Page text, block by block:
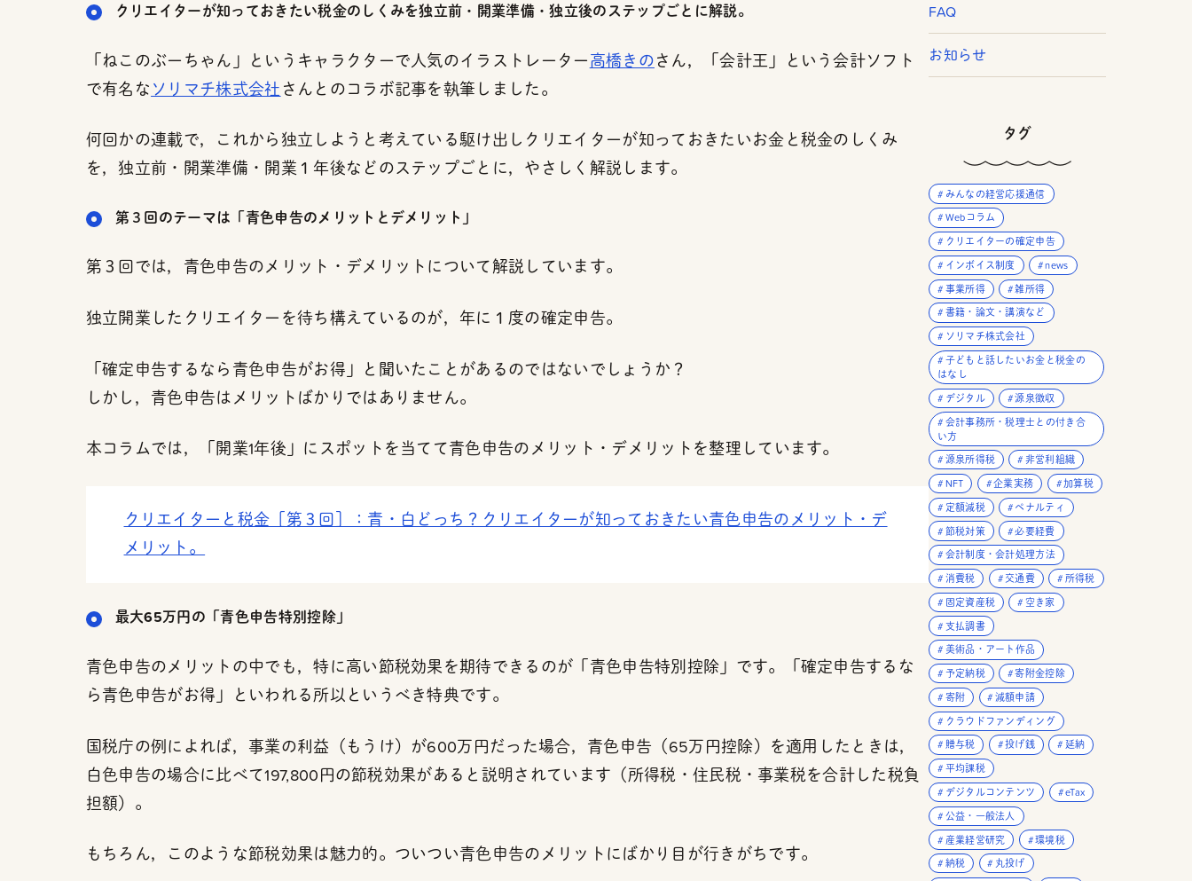
クリエイターが知っておきたい税金のしくみを独立前・開業準備・独立後のステップごとに解説。
「ねこのぶーちゃん」というキャラクターで人気のイラストレーター高橋きのさん，「会計王」という会計ソフト
で有名な ソリマチ株式会社 さんとのコラボ記事を執筆しました。
何回かの連載で，これから独立しようと考えている駆け出しクリエイターが知っておきたいお金と税金のしくみ
を，独立前・開業準備・開業１年後などのステップごとに，やさしく解説します。
第３回のテーマは「青色申告のメリットとデメリット」
第３回では，青色申告のメリット・デメリットについて解説しています。
独立開業したクリエイターを待ち構えているのが，年に１度の確定申告。
「確定申告するなら青色申告がお得」と聞いたことがあるのではないでしょうか？
しかし，青色申告はメリットばかりではありません。
本コラムでは，「開業1年後」にスポットを当てて青色申告のメリット・デメリットを整理しています。
クリエイターと税金［第３回］：青・白どっち？クリエイターが知っておきたい青色申告のメリット・デ
メリット。
最大65万円の「青色申告特別控除」
青色申告のメリットの中でも，特に高い節税効果を期待できるのが「青色申告特別控除」です。「確定申告するな
ら青色申告がお得」といわれる所以というべき特典です。
国税庁の例によれば，事業の利益（もうけ）が600万円だった場合，青色申告（65万円控除）を適用したときは，
白色申告の場合に比べて197,800円の節税効果があると説明されています（所得税・住民税・事業税を合計した税負
担額）。
もちろん，このような節税効果は魅力的。ついつい青色申告のメリットにばかり目が行きがちです。
FAQ
お知らせ
タグ
みんなの経営応援通信
Webコラム
クリエイターの確定申告
インボイス制度
news
事業所得
雑所得
書籍・論文・講演など
ソリマチ株式会社
子どもと話したいお金と税金の
はなし
デジタル
源泉徴収
会計事務所・税理士との付き合
い方
源泉所得税
非営利組織
NFT
企業実務
加算税
定額減税
ペナルティ
節税対策
必要経費
会計制度・会計処理方法
消費税
交通費
所得税
固定資産税
空き家
支払調書
美術品・アート作品
予定納税
寄附金控除
寄附
減額申請
クラウドファンディング
贈与税
投げ銭
延納
平均課税
デジタルコンテンツ
eTax
公益・一般法人
産業経営研究
環境税
納税
丸投げ